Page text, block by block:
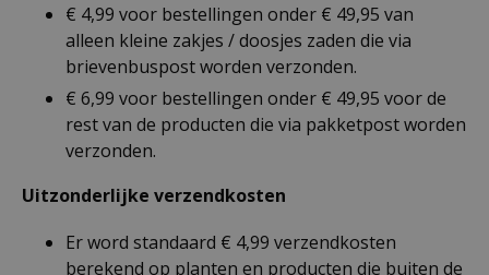
€ 4,99 voor bestellingen onder € 49,95 van
alleen kleine zakjes / doosjes zaden die via
brievenbuspost worden verzonden.
€ 6,99 voor bestellingen onder € 49,95 voor de
rest van de producten die via pakketpost worden
verzonden.
Uitzonderlijke verzendkosten
Er word standaard € 4,99 verzendkosten
berekend op planten en producten die buiten de